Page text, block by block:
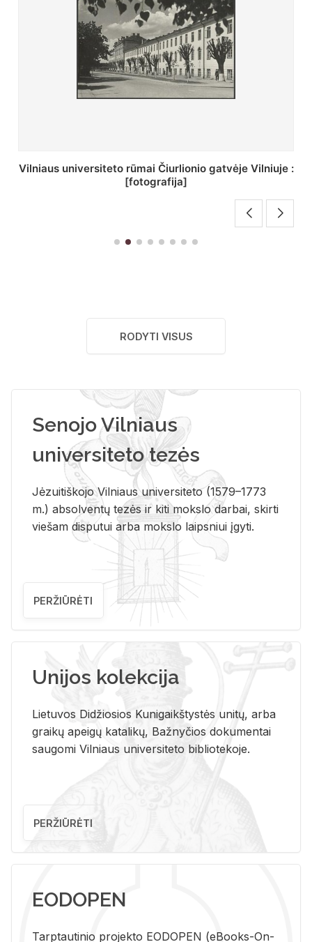
St. Batoro universiteto J. Pilsudskio kolegija :
[fotografija]
RODYTI VISUS
Senojo Vilniaus
universiteto tezės
Jėzuitiškojo Vilniaus universiteto (1579–1773
m.) absolventų tezės ir kiti mokslo darbai, skirti
viešam disputui arba mokslo laipsniui įgyti.
PERŽIŪRĖTI
Unijos kolekcija
Lietuvos Didžiosios Kunigaikštystės unitų, arba
graikų apeigų katalikų, Bažnyčios dokumentai
saugomi Vilniaus universiteto bibliotekoje.
PERŽIŪRĖTI
EODOPEN
Tarp­tau­ti­nio pro­jek­to EO­DO­PEN (eBo­oks-On-